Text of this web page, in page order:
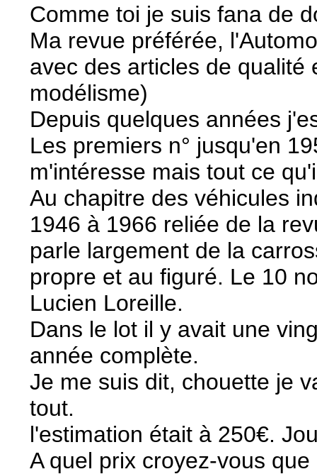
Comme toi je suis fana de
Ma revue préférée,
avec des articles de
modélisme)
Depuis quelques années
Les premiers n° jusqu'en
m'intéresse mais tout ce
Au chapitre des véhicules
1946 à 1966 reliée de la
parle largement de la
propre et au figuré. Le 10
Lucien Loreille.
Dans le lot il y avait une
année complète.
Je me suis dit, chouette je
tout.
l'estimation était à 250€.
A quel prix croyez-vous